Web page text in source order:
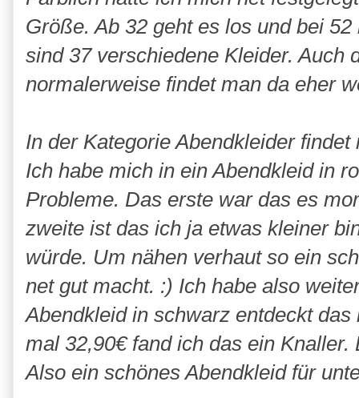
Größe. Ab 32 geht es los und bei
sind 37 verschiedene Kleider. Auch
normalerweise findet man da eher
In der Kategorie Abendkleider
Ich habe mich in ein Abendkleid in
Probleme. Das erste war das es
zweite ist das ich ja etwas kleiner
würde. Um nähen verhaut so ein
net gut macht. :) Ich habe also
Abendkleid in schwarz entdeckt
mal 32,90€ fand ich das ein
Also ein schönes Abendkleid für